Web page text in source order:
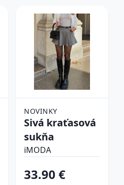
NOVINKY
Sivá kraťasová
sukňa
iMODA
33.90 €